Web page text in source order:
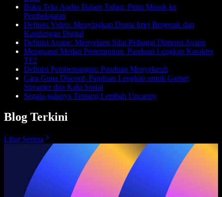
Buku Teks Audio Dalam Talian: Pintu Masuk ke
Pembelajaran
Definisi Video: Menyingkap Dunia Imej Bergerak dan
Kandungan Digital
Definisi Avatar: Menyelami Sifat Pelbagai Dimensi Avatar
Menguasai Medan Pertempuran: Panduan Lengkap Karakter
TF2
Definisi Pembentangan: Panduan Menyeluruh
Cara Guna Discord: Panduan Lengkap untuk Gamer,
Streamer dan Kaki Sosial
Segala-galanya Tentang Lembah Uncanny
Blog Terkini
Lihat Semua